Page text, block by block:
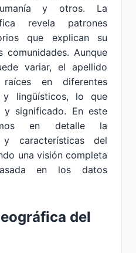
y otros. La
revela patrones
que explican su
comunidades. Aunque
variar, el apellido
en diferentes
y lingüísticos, lo que
y significado. En este
en detalle la
características del
una visión completa
en los datos
del